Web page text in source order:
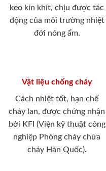
keo kín khít, chịu được tác
động của môi trường nhiệt
đới nóng ẩm.
Vật liệu chống cháy
Cách nhiệt tốt, hạn chế
cháy lan, được chứng nhận
bởi KFI (Viện kỹ thuật công
nghiệp Phòng cháy chữa
cháy Hàn Quốc).